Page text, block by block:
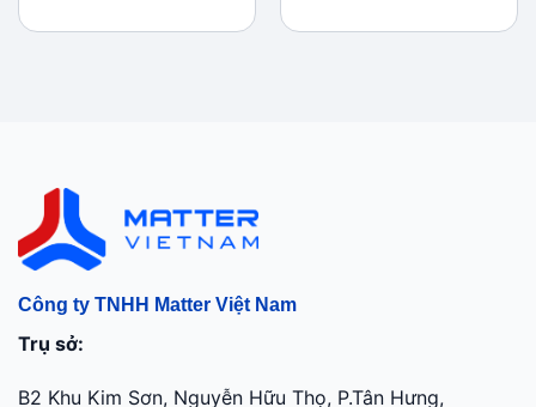
Công ty TNHH Matter Việt Nam
Trụ sở:
B2 Khu Kim Sơn, Nguyễn Hữu Thọ, P.Tân Hưng,